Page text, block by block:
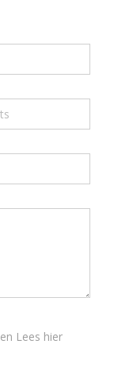
Lees hier